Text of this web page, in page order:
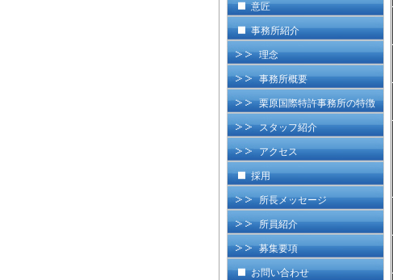
意匠
事務所紹介
理念
事務所概要
栗原国際特許事務所の特徴
スタッフ紹介
アクセス
採用
所長メッセージ
所員紹介
募集要項
お問い合わせ